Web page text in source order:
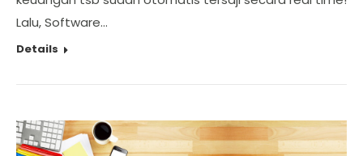
Lalu, Software…
Details